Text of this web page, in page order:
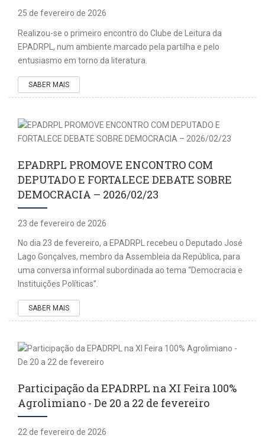
25 de fevereiro de 2026
Realizou-se o primeiro encontro do Clube de Leitura da
EPADRPL, num ambiente marcado pela partilha e pelo
entusiasmo em torno da literatura.
SABER MAIS
EPADRPL PROMOVE ENCONTRO COM
DEPUTADO E FORTALECE DEBATE SOBRE
DEMOCRACIA – 2026/02/23
23 de fevereiro de 2026
No dia 23 de fevereiro, a EPADRPL recebeu o Deputado José
Lago Gonçalves, membro da Assembleia da República, para
uma conversa informal subordinada ao tema “Democracia e
Instituições Políticas”.
SABER MAIS
Participação da EPADRPL na XI Feira 100%
Agrolimiano - De 20 a 22 de fevereiro
22 de fevereiro de 2026